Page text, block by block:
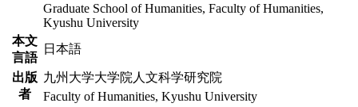
Graduate School of Humanities, Faculty of Humanities,
Kyushu University
本文
言語
日本語
出版
者
九州大学大学院人文科学研究院
Faculty of Humanities, Kyushu University